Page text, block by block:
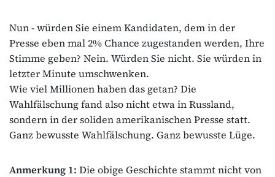
Nun - würden Sie einem Kandidaten, dem in der
Presse eben mal 2% Chance zugestanden werden, Ihre
Stimme geben? Nein. Würden Sie nicht. Sie würden in
letzter Minute umschwenken.
Wie viel Millionen haben das getan? Die
Wahlfälschung fand also nicht etwa in Russland,
sondern in der soliden amerikanischen Presse statt.
Ganz bewusste Wahlfälschung. Ganz bewusste Lüge.
Anmerkung 1: Die obige Geschichte stammt nicht von